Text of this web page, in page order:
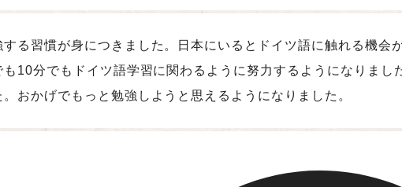
る習慣が身につきました。日本にいるとドイツ語に触れる機会
10分でもドイツ語学習に関わるように努力するようになりまし
おかげでもっと勉強しようと思えるようになりました。